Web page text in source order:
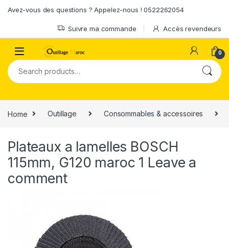
Avez-vous des questions ? Appelez-nous ! 0522262054
Suivre ma commande Accès revendeurs
0
Search for:
Home Outillage Consommables & accessoires
Plateaux a lamelles BOSCH
115mm, G120 maroc 1 Leave a
comment